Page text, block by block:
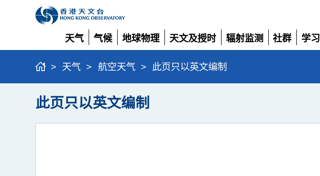
天气
展
开
气候
展
开
地球物理
展
开
天文及授时
展
开
辐射监测
展
开
社群
展
学习
展
> 天气 > 航空天气 > 此页只以英文编制
此页只以英文编制